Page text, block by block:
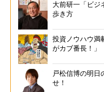
大前研一「ビジ
歩き方
投資ノウハウ満
がカブ番長！」
戸松信博の明日
せ！